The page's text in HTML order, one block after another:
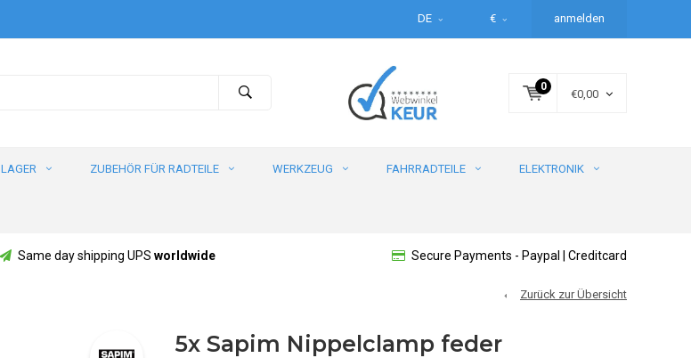
DE € anmelden
0
€0,00
LAGER ZUBEHÖR FÜR RADTEILE WERKZEUG FAHRRADTEILE ELEKTRONIK
Same day shipping UPS worldwide Secure Payments - Paypal | Creditcard
Zurück zur Übersicht
5x Sapim Nippelclamp feder